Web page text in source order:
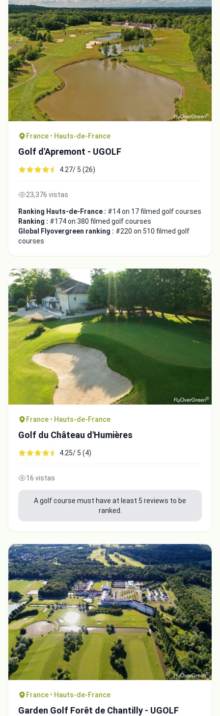
France • Hauts-de-France
Golf d'Apremont - UGOLF
4.27/ 5 (26)
23,376 vistas
Ranking Hauts-de-France : #14 on 17 filmed golf courses
Ranking : #174 on 380 filmed golf courses
Global Flyovergreen ranking : #220 on 510 filmed golf
courses
France • Hauts-de-France
Golf du Château d'Humières
4.25/ 5 (4)
16 vistas
A golf course must have at least 5 reviews to be
ranked.
France • Hauts-de-France
Garden Golf Forêt de Chantilly - UGOLF